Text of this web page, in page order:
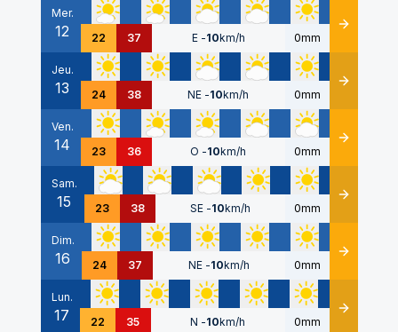
Mer.
12 22 37 E -10km/h 0mm Détails
Jeu.
13 24 38 NE -10km/h 0mm Détails
Ven.
14 23 36 O -10km/h 0mm Détails
Sam.
15 23 38 SE -10km/h 0mm Détails
Dim.
16 24 37 NE -10km/h 0mm Détails
Lun.
17 22 35 N -10km/h 0mm Détails